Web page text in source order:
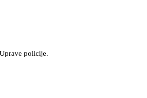
policije.